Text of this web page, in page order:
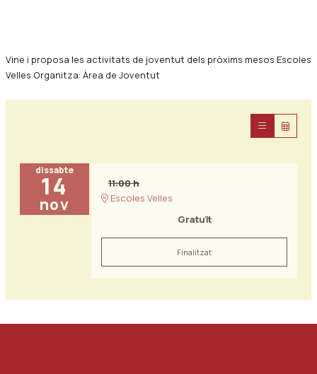
Vine i proposa les activitats de joventut dels pròxims mesos Escoles
Velles Organitza: Àrea de Joventut
dissabte
14
nov
11:00 h
Escoles Velles
Gratuït
Finalitzat